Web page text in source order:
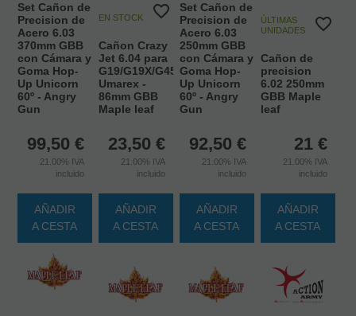
Set Cañon de
Precision de
Acero 6.03
370mm GBB
con Cámara y
Goma Hop-
Up Unicorn
60º - Angry
Gun
99,50 €
21.00% IVA
incluido
AÑADIR
A CESTA
EN STOCK
Cañon Crazy
Jet 6.04 para
G19/G19X/G45
Umarex -
86mm GBB
Maple leaf
23,50 €
21.00% IVA
incluido
AÑADIR
A CESTA
Set Cañon de
Precision de
Acero 6.03
250mm GBB
con Cámara y
Goma Hop-
Up Unicorn
60º - Angry
Gun
92,50 €
21.00% IVA
incluido
AÑADIR
A CESTA
ÚLTIMAS
UNIDADES
Cañon de
precision
6.02 250mm
GBB Maple
leaf
21 €
21.00% IVA
incluido
AÑADIR
A CESTA